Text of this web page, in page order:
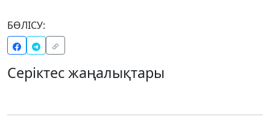
БӨЛІСУ:
Серіктес жаңалықтары